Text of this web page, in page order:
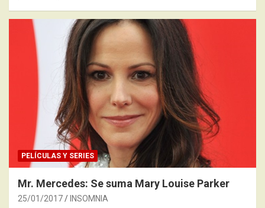
PELÍCULAS Y SERIES
Mr. Mercedes: Se suma Mary Louise Parker
25/01/2017 INSOMNIA